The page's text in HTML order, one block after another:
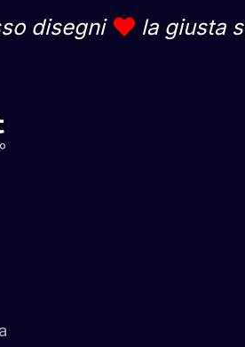
disegni la giusta